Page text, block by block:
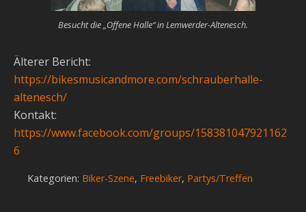
Besucht die „Offene Halle“ in Lemwerder-Altenesch.
Älterer Bericht:
https://bikesmusicandmore.com/schrauberhalle-
altenesch/
Kontakt:
https://www.facebook.com/groups/158381047921162
6
Kategorien: Biker-Szene, Freebiker, Partys/Treffen